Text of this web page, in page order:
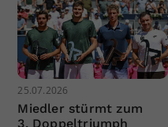
25.07.2026
Miedler stürmt zum
3. Doppeltriumph